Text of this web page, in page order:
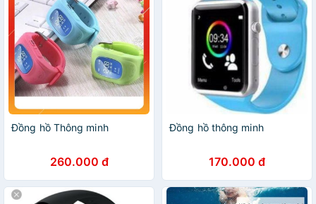
Đồng hồ Thông minh
260.000 đ
Đồng hồ thông minh
170.000 đ